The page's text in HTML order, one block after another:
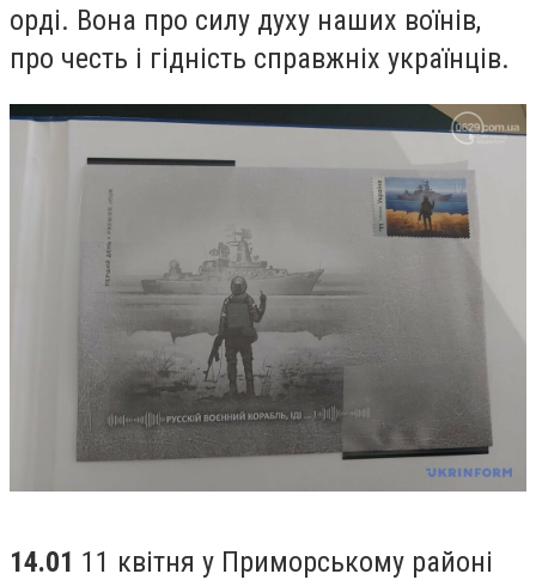
орді. Вона про силу духу наших воїнів,
про честь і гідність справжніх українців.
14.01 11 квітня у Приморському районі